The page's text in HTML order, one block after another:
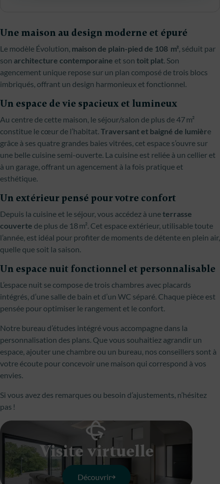
Une maison au design moderne et épuré
Le modèle Évolution, maison de plain-pied de 108 m², séduit par
son architecture contemporaine et son toit plat. Son
agencement unique repose sur un plan composé de trois blocs
imbriqués, offrant un design harmonieux et fonctionnel.
Un espace de vie spacieux et lumineux
Au centre de cette maison, le séjour/salon de plus de 47 m²
constitue le cœur de l’habitat.Traversant et baigné de lumière
grâce à ses quatre grandes baies vitrées, cet espace s’ouvre sur
une belle cuisine semi-ouverte. La cuisine est reliée à un cellier et
à un garage, offrant un agencement à la fois pratique et
esthétique.
Un extérieur pensé pour votre confort
Depuis la cuisine et le séjour, vous accédez à uneterrasse
couverte de plus de 18 m². Cet espace extérieur, utilisable toute
l’année, est idéal pour profiter de moments de détente en plein air,
quelle que soit la saison.
Un espace nuit fonctionnel et personnalisable
L’espace nuit se compose de trois chambres avec placards
intégrés, d’une salle de bain et d’un WC séparé. Chaque pièce est
pensée pour optimiser le rangement et le confort.
Notre bureau d’études intégré vous accompagne dans la
personnalisation des plans. Que vous souhaitiez agrandir un
espace, ajouter une chambre ou un bureau, nos conseillers sont à
votre écoute pour concevoir une maison qui correspond à vos
envies.
Si vous avez des remarques ou besoin d’ajustements, n’hésitez
pas !
Visite virtuelle
Découvrir